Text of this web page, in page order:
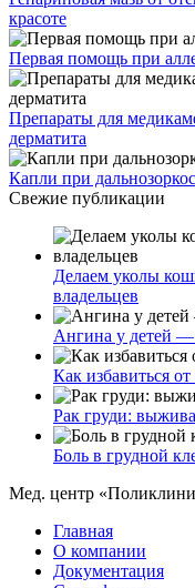
красоте
Первая помощь при
Препараты для
дерматита
Капли при
Свежие публикации
Делаем уколы
владельцев
Ангина у детей
Как избавиться
Рак груди:
Боль в грудной
Мед. центр
Главная
О компании
Документация